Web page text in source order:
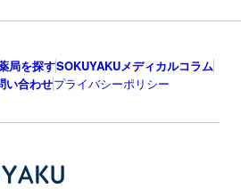
局を探すSOKUYAKUメディカルコラム
い合わせプライバシーポリシー